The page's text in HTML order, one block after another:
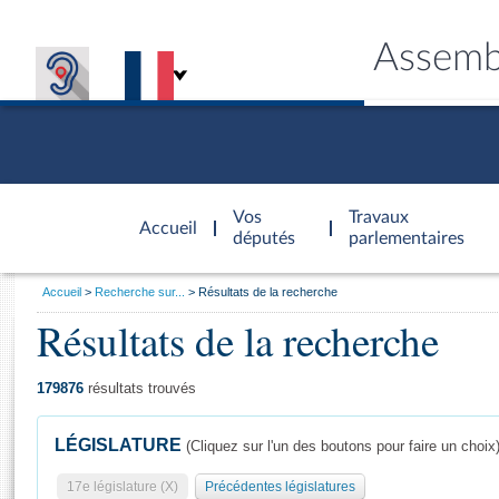
Accueil
d'accueil
Vos
députés
Travaux
parlementaires
Général
Vous
Accueil Recherche sur... Résultats de la recherche
Résultats de la recherche
179876 résultats trouvés
LÉGISLATURE (Cliquez sur l'un des boutons pour faire un choix)
17e législature (X) Précédentes législatures